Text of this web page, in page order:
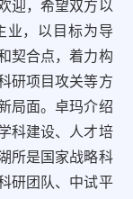
迎，希望双方以
业，以目标为导
契合点，着力构
研项目攻关等方
局面。卓玛介绍
科建设、人才培
所是国家战略科
研团队、中试平